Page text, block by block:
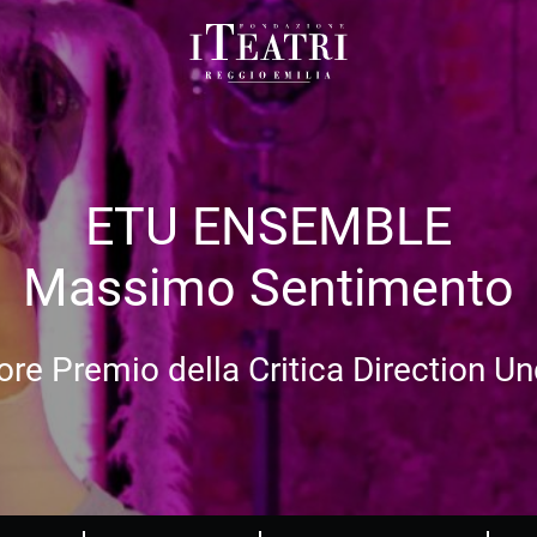
Fondazione
Emilia
ETU ENSEMBLE
Massimo Sentimento
Premio della Critica Direction